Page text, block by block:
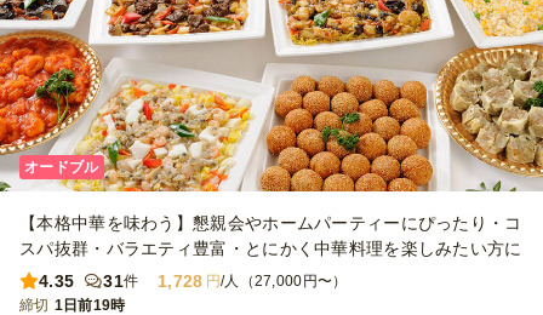
オードブル
【本格中華を味わう】懇親会やホームパーティーにぴったり・コ
スパ抜群・バラエティ豊富・とにかく中華料理を楽しみたい方に
4.35
31件 1,728 円/人（27,000円〜）
締切 1日前19時